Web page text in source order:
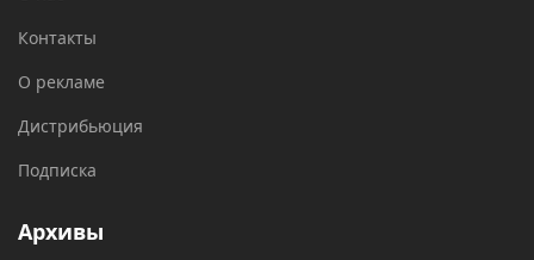
Контакты
О рекламе
Дистрибьюция
Подписка
Архивы